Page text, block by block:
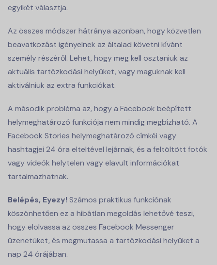
egyikét választja.
Az összes módszer hátránya azonban, hogy közvetlen
beavatkozást igényelnek az általad követni kívánt
személy részéről. Lehet, hogy meg kell osztaniuk az
aktuális tartózkodási helyüket, vagy maguknak kell
aktiválniuk az extra funkciókat.
A második probléma az, hogy a Facebook beépített
helymeghatározó funkciója nem mindig megbízható. A
Facebook Stories helymeghatározó címkéi vagy
hashtagjei 24 óra elteltével lejárnak, és a feltöltött fotók
vagy videók helytelen vagy elavult információkat
tartalmazhatnak.
Belépés, Eyezy! Számos praktikus funkciónak
köszönhetően ez a hibátlan megoldás lehetővé teszi,
hogy elolvassa az összes Facebook Messenger
üzenetüket, és megmutassa a tartózkodási helyüket a
nap 24 órájában.